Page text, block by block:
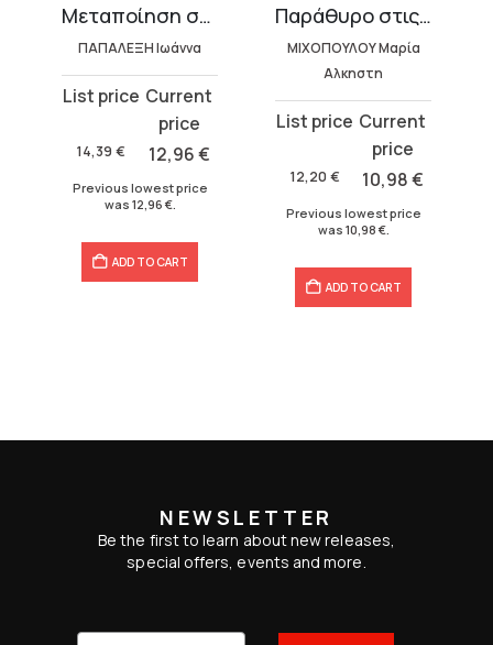
Μεταποίηση συναισθημάτων
ΠΑΠΑΛΕΞΗ Ιωάννα
14,39 €
Original
was:
12,96€
Current
is:
Previous lowest price
was 12,96 €.
ADD TO CART
Παράθυρο στις σκέψεις
ΜΙΧΟΠΟΥΛΟΥ Μαρία
Αλκηστη
12,20 €
Original
was:
10,98€
Current
is:
Previous lowest price
was 10,98 €.
ADD TO CART
NEWSLETTER
Be the first to learn about new releases,
special offers, events and more.